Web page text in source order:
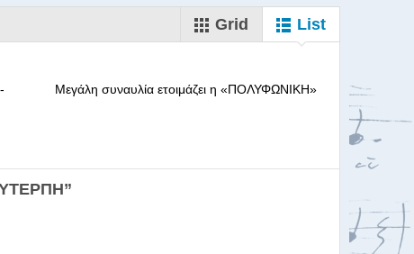
για Μαέστρου...
Grid List
Μεγάλη συναυλία ετοιμάζει η «ΠΟΛΥΦΩΝΙΚΗ»